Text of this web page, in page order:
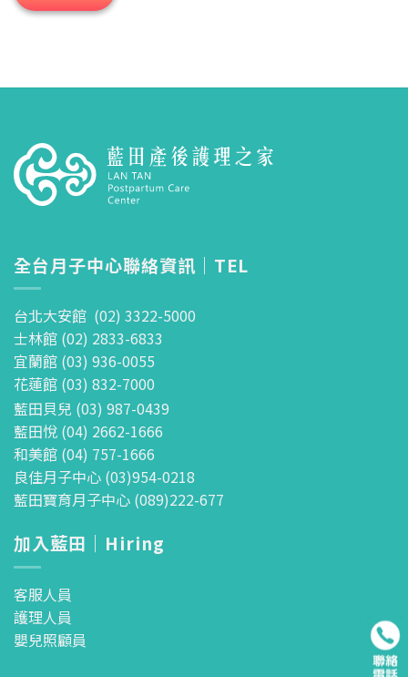
全台月子中心聯絡資訊｜TEL
台北大安館 (02) 3322-5000
士林館 (02) 2833-6833
宜蘭館 (03) 936-0055
花蓮館 (03) 832-7000
藍田貝兒 (03) 987-0439
藍田悅 (04) 2662-1666
和美館 (04) 757-1666
良佳月子中心 (03)954-0218
藍田寶育月子中心 (089)222-677
加入藍田｜Hiring
客服人員
護理人員
嬰兒照顧員